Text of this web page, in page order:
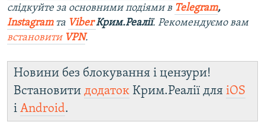
слідкуйте за основними подіями в Telegram,
Instagramта ViberКрим.Реалії. Рекомендуємо вам
встановити VPN.
Новини без блокування і цензури!
Встановити додаток Крим.Реалії для iOS
і Android.